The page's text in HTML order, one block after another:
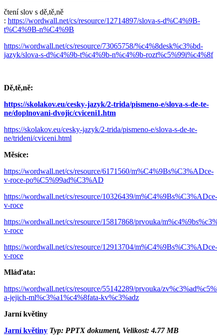
čtení slov s dě,tě,ně
: https://wordwall.net/cs/resource/12714897/slova-s-d%C4%9B-
t%C4%9B-n%C4%9B
https://wordwall.net/cs/resource/73065758/%c4%8desk%c3%bd-
jazyk/slova-s-d%c4%9b-t%c4%9b-n%c4%9b-rozt%c5%99i%c4%8f
Dě,tě,ně:
https://skolakov.eu/cesky-jazyk/2-trida/pismeno-e/slova-s-de-te-
ne/doplnovani-dvojic/cviceni1.htm
https://skolakov.eu/cesky-jazyk/2-trida/pismeno-e/slova-s-de-te-
ne/trideni/cviceni.html
Měsíce:
https://wordwall.net/cs/resource/6171560/m%C4%9Bs%C3%ADce-
v-roce-po%C5%99ad%C3%AD
https://wordwall.net/cs/resource/10326439/m%C4%9Bs%C3%ADce-
v-roce
https://wordwall.net/cs/resource/15817868/prvouka/
v-roce
https://wordwall.net/cs/resource/12913704/m%C4%9Bs%C3%ADce-
v-roce
Mláďata:
https://wordwall.net/cs/resource/55142289/prvouka/
a-jejich-ml%c3%a1%c4%8fata-kv%c3%adz
Jarní květiny
Jarní květiny Typ: PPTX dokument, Velikost: 4.77 MB